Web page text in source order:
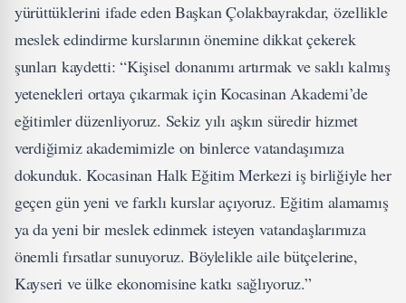
yürüttüklerini ifade eden Başkan Çolakbayrakdar, özellikle
meslek edindirme kurslarının önemine dikkat çekerek
şunları kaydetti: “Kişisel donanımı artırmak ve saklı kalmış
yetenekleri ortaya çıkarmak için Kocasinan Akademi’de
eğitimler düzenliyoruz. Sekiz yılı aşkın süredir hizmet
verdiğimiz akademimizle on binlerce vatandaşımıza
dokunduk. Kocasinan Halk Eğitim Merkezi iş birliğiyle her
geçen gün yeni ve farklı kurslar açıyoruz. Eğitim alamamış
ya da yeni bir meslek edinmek isteyen vatandaşlarımıza
önemli fırsatlar sunuyoruz. Böylelikle aile bütçelerine,
Kayseri ve ülke ekonomisine katkı sağlıyoruz.”